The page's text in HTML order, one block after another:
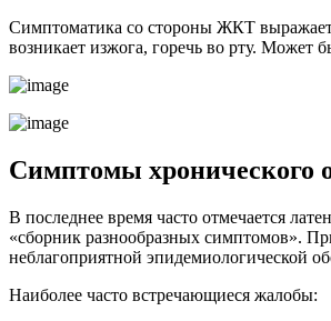
Симптоматика со стороны ЖКТ
возникает изжога, горечь во рту. Может
Симптомы хронического
В последнее время часто отмечается
«сборник разнообразных симптомов».
неблагоприятной эпидемиологической
‎Наиболее часто встречающиеся жалобы: